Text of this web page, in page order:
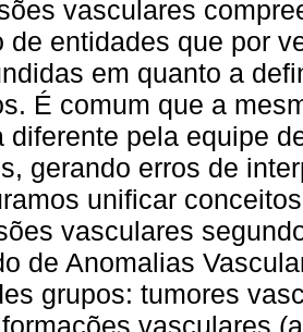
vasculares
de entidades que por
em quanto a
É comum que a
diferente pela equipe
gerando erros de
unificar
vasculares
de Anomalias
grupos: tumores
vasculares